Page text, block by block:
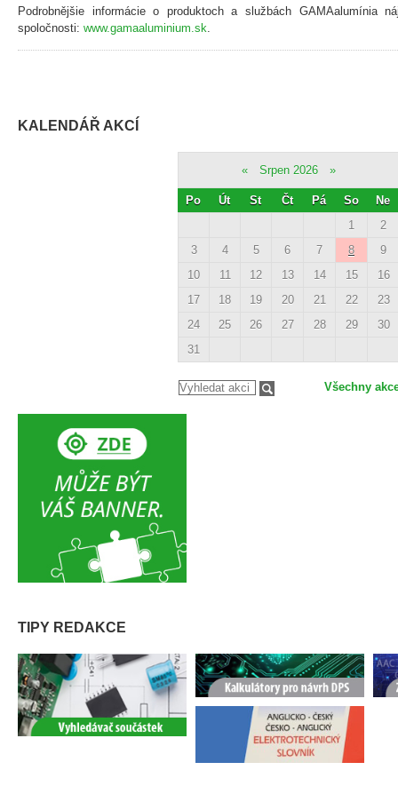
Podrobnějšie informácie o produktoch a službách GAMAalumínia
spoločnosti: www.gamaaluminium.sk.
KALENDÁŘ AKCÍ
« Srpen 2026 »
Po Út St Čt Pá So
Ne
1
2
3
4 5 6 7 8
9
10
11 12 13 14 15
16
17
18 19 20 21 22
23
24
25 26 27 28 29
30
31
Všechny
TIPY REDAKCE